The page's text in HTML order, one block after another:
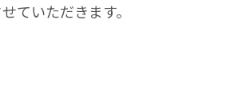
ていただきます。